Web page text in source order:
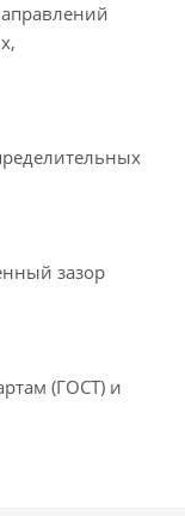
зазор
(ГОСТ) и